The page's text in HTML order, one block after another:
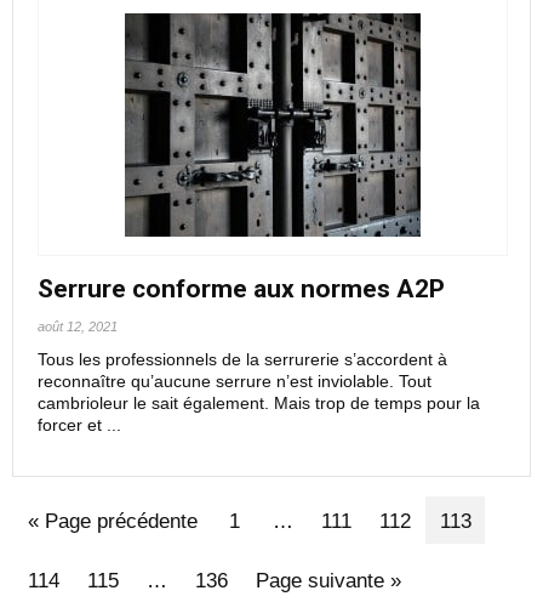
Serrure conforme aux normes A2P
août 12, 2021
Tous les professionnels de la serrurerie s’accordent à
reconnaître qu’aucune serrure n’est inviolable. Tout
cambrioleur le sait également. Mais trop de temps pour la
forcer et ...
« Page précédente 1 111 112 113
114 115 … 136 Page suivante »